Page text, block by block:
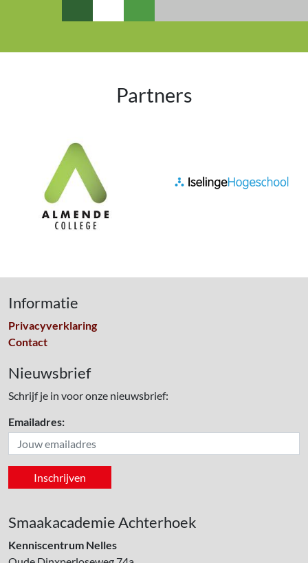
Partners
Informatie
Privacyverklaring
Contact
Nieuwsbrief
Schrijf je in voor onze nieuwsbrief:
Emailadres:
Smaakacademie Achterhoek
Kenniscentrum Nelles